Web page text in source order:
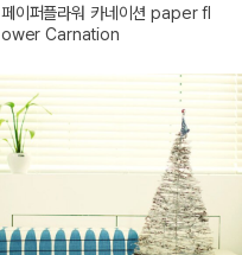
페이퍼플라워 카네이션 paper fl
ower Carnation